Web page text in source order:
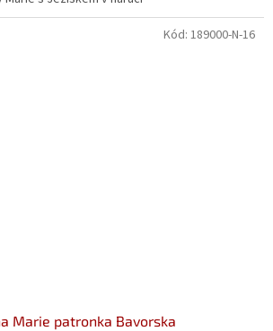
Marie patronka Bavorska
Kód: 189000-N-16